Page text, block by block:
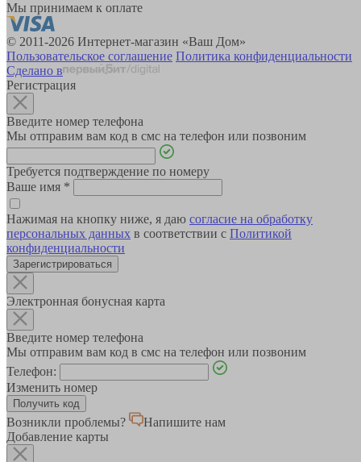
Мы принимаем к оплате
© 2011-2026 Интернет-магазин «Ваш Дом»
Пользовательское соглашение Политика конфиденциальности
Сделано в
Регистрация
Введите номер телефона
Мы отправим вам код в смс на телефон или позвоним
Требуется подтверждение по номеру
Ваше имя *
Нажимая на кнопку ниже, я даю согласие на обработку
персональных данных в соответствии с Политикой
конфиденциальности
Зарегистрироваться
Электронная бонусная карта
Введите номер телефона
Мы отправим вам код в смс на телефон или позвоним
Телефон:
Изменить номер
Возникли проблемы?
Напишите нам
Добавление карты